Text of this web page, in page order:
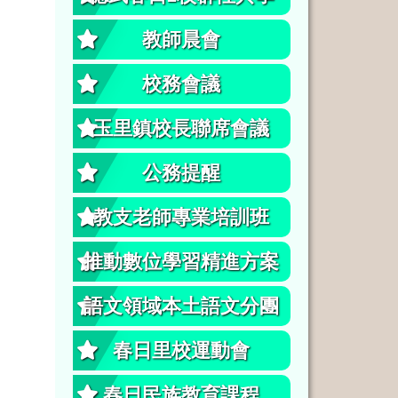
教師晨會
校務會議
玉里鎮校長聯席會議
公務提醒
教支老師專業培訓班
推動數位學習精進方案
語文領域本土語文分團
春日里校運動會